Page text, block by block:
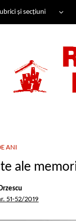
și secțiuni
ANI
ale
51-52/2019